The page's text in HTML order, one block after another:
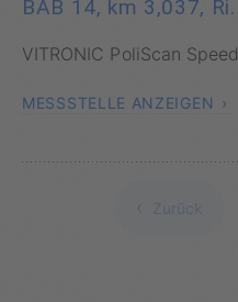
BAB 14, km 3,037,
VITRONIC PoliScan
MESSSTELLE ANZEIGEN
Zurück